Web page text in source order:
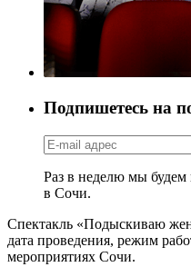
Подпишетесь на
Раз в неделю мы будем
в Сочи.
Спектакль «Подыскиваю
дата проведения, режим
мероприятиях Сочи.